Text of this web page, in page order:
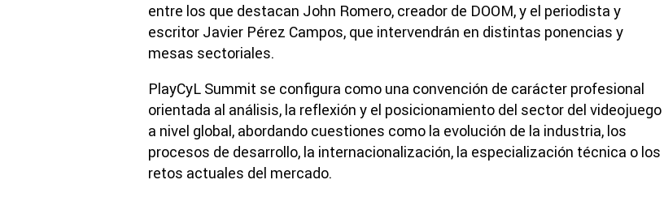
entre los que destacan John Romero, creador de DOOM, y el periodista y
escritor Javier Pérez Campos, que intervendrán en distintas ponencias y
mesas sectoriales.
PlayCyL Summit se configura como una convención de carácter profesional
orientada al análisis, la reflexión y el posicionamiento del sector del videojuego
a nivel global, abordando cuestiones como la evolución de la industria, los
procesos de desarrollo, la internacionalización, la especialización técnica o los
retos actuales del mercado.